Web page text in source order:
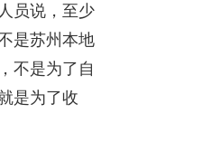
员说，至少
是苏州本地
不是为了自
是为了收